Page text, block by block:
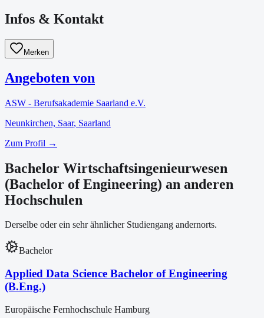
Infos & Kontakt
Merken
Angeboten von
ASW - Berufsakademie Saarland e.V.
Neunkirchen, Saar, Saarland
Zum Profil →
Bachelor Wirtschaftsingenieurwesen
(Bachelor of Engineering) an anderen
Hochschulen
Derselbe oder ein sehr ähnlicher Studiengang andernorts.
Bachelor
Applied Data Science Bachelor of Engineering
(B.Eng.)
Europäische Fernhochschule Hamburg